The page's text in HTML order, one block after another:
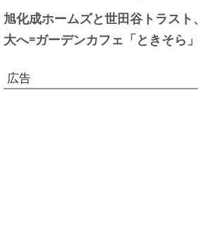
旭化成ホームズと世田谷トラス
大へ=ガーデンカフェ「ときそら
広告